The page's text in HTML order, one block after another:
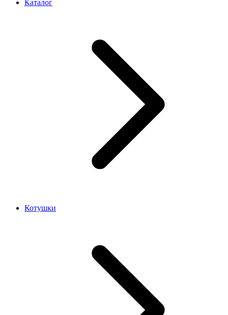
Каталог
Котушки